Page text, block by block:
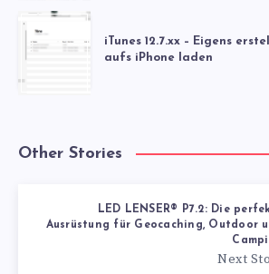
iTunes 12.7.xx – Eigens
aufs iPhone laden
Other Stories
LED LENSER® P7.2: Die
Ausrüstung für Geocaching, Outdoor
Next